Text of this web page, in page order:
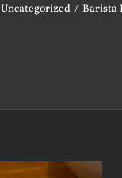
Uncategorized Barista